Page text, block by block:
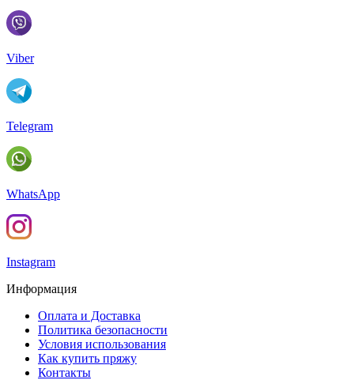
Viber
Telegram
WhatsApp
Instagram
Информация
Оплата и Доставка
Политика безопасности
Условия использования
Как купить пряжу
Контакты